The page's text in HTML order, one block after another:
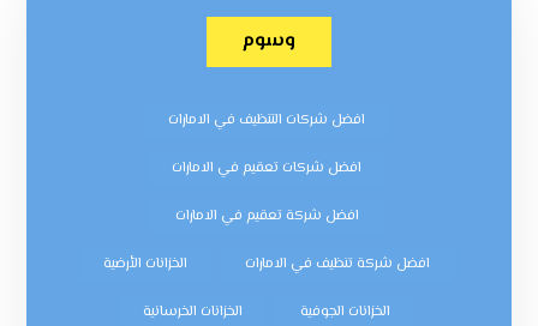
وسوم
افضل شركات التنظيف في الامارات
افضل شركات تعقيم في الامارات
افضل شركة تعقيم في الامارات
افضل شركة تنظيف في الامارات الخزانات الأرضية
الخزانات الجوفية الخزانات الخرسانية